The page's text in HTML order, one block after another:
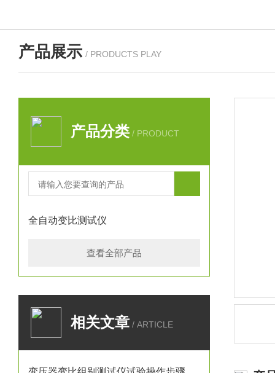
产品展示 / PRODUCTS PLAY
产品分类 / PRODUCT
全自动变比测试仪
查看全部产品
相关文章 / ARTICLE